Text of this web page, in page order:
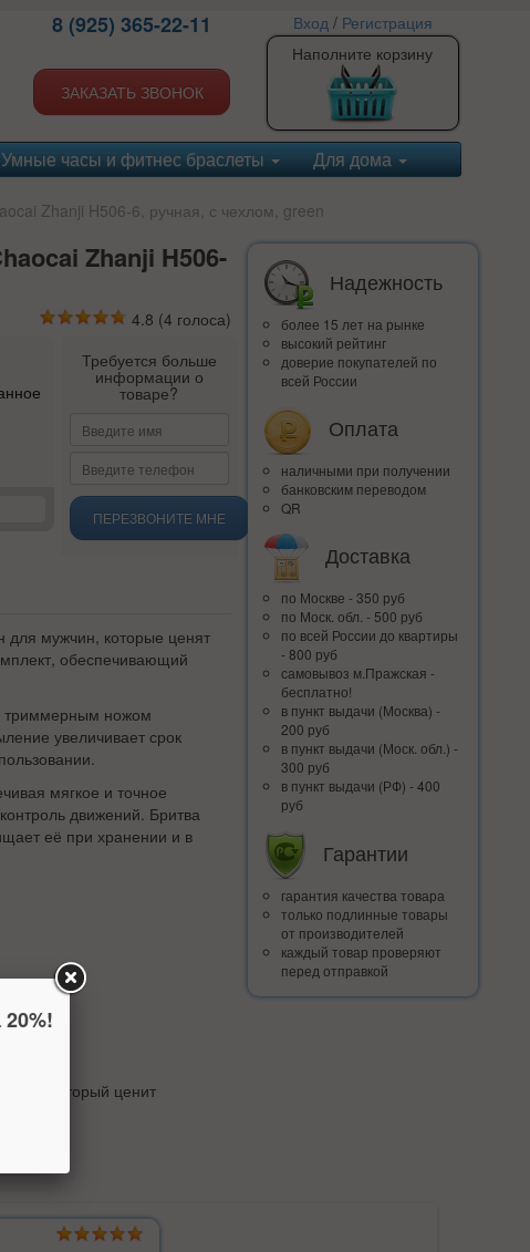
8 (925) 365-22-11
ЗАКАЗАТЬ ЗВОНОК
Вход/ Регистрация
Наполните корзину
Умные часы и фитнес браслеты Для дома
Zhanji H506-6, ручная, с чехлом, green
Zhanji H506-
4.8 (4 голоса)
Требуется больше
информации о
товаре?
ПЕРЕЗВОНИТЕ МНЕ
для мужчин, которые ценят
обеспечивающий
триммерным ножом
увеличивает срок
мягкое и точное
движений. Бритва
её при хранении и в
который ценит
Надежность
более 15 лет на рынке
высокий рейтинг
доверие покупателей по
всей России
Оплата
наличными при получении
банковским переводом
QR
Доставка
по Москве - 350 руб
по Моск. обл. - 500 руб
по всей Росcии до квартиры
- 800 руб
самовывоз м.Пражская -
бесплатно!
в пункт выдачи (Москва) -
200 руб
в пункт выдачи (Моск. обл.) -
300 руб
в пункт выдачи (РФ) - 400
руб
Гарантии
гарантия качества товара
только подлинные товары
от производителей
каждый товар проверяют
перед отправкой